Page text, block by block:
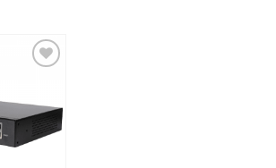
Add to
wishlist